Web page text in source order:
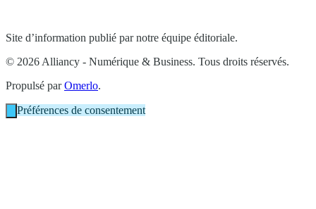
Site d’information publié par notre équipe éditoriale.
© 2026 Alliancy - Numérique & Business. Tous droits réservés.
Propulsé parOmerlo.
Préférences de consentement